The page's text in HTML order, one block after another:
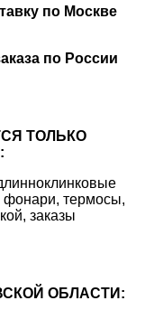
по Москве
по России
ТОЛЬКО
фонари, термосы,
заказы
ОБЛАСТИ: